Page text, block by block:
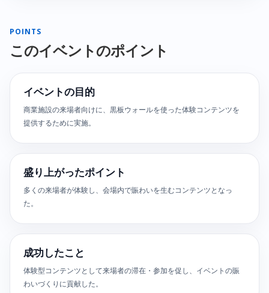
POINTS
このイベントのポイント
イベントの目的
商業施設の来場者向けに、黒板ウォールを使った体験コンテンツを
提供するために実施。
盛り上がったポイント
多くの来場者が体験し、会場内で賑わいを生むコンテンツとなっ
た。
成功したこと
体験型コンテンツとして来場者の滞在・参加を促し、イベントの賑
わいづくりに貢献した。